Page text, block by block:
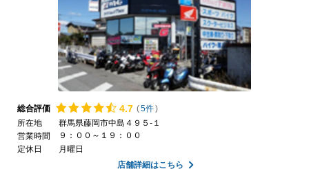
総合評価 4.7 (5件)
所在地
群馬県藤岡市中島４９５-１
営業時間
９：００～１９：００
定休日
月曜日
店舗詳細はこちら